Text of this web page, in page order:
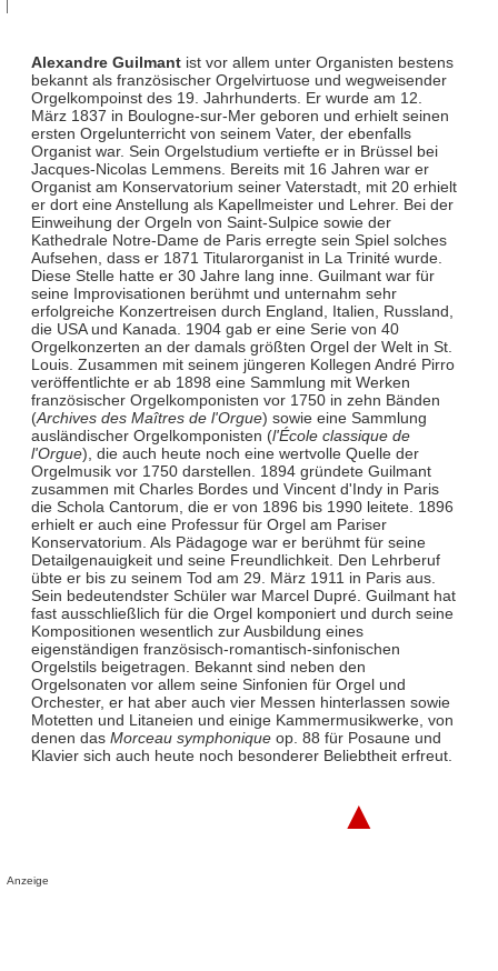
Alexandre Guilmantist vor allem unter Organisten bestens
bekannt als französischer Orgelvirtuose und wegweisender
Orgelkompoinst des 19. Jahrhunderts. Er wurde am 12.
März 1837 in Boulogne-sur-Mer geboren und erhielt seinen
ersten Orgelunterricht von seinem Vater, der ebenfalls
Organist war. Sein Orgelstudium vertiefte er in Brüssel bei
Jacques-Nicolas Lemmens. Bereits mit 16 Jahren war er
Organist am Konservatorium seiner Vaterstadt, mit 20 erhielt
er dort eine Anstellung als Kapellmeister und Lehrer. Bei der
Einweihung der Orgeln von Saint-Sulpice sowie der
Kathedrale Notre-Dame de Paris erregte sein Spiel solches
Aufsehen, dass er 1871 Titularorganist in La Trinité wurde.
Diese Stelle hatte er 30 Jahre lang inne. Guilmant war für
seine Improvisationen berühmt und unternahm sehr
erfolgreiche Konzertreisen durch England, Italien, Russland,
die USA und Kanada. 1904 gab er eine Serie von 40
Orgelkonzerten an der damals größten Orgel der Welt in St.
Louis. Zusammen mit seinem jüngeren Kollegen André Pirro
veröffentlichte er ab 1898 eine Sammlung mit Werken
französischer Orgelkomponisten vor 1750 in zehn Bänden
(Archives des Maîtres de l'Orgue) sowie eine Sammlung
ausländischer Orgelkomponisten (l'École classique de
l'Orgue), die auch heute noch eine wertvolle Quelle der
Orgelmusik vor 1750 darstellen. 1894 gründete Guilmant
zusammen mit Charles Bordes und Vincent d'Indy in Paris
die Schola Cantorum, die er von 1896 bis 1990 leitete. 1896
erhielt er auch eine Professur für Orgel am Pariser
Konservatorium. Als Pädagoge war er berühmt für seine
Detailgenauigkeit und seine Freundlichkeit. Den Lehrberuf
übte er bis zu seinem Tod am 29. März 1911 in Paris aus.
Sein bedeutendster Schüler war Marcel Dupré. Guilmant hat
fast ausschließlich für die Orgel komponiert und durch seine
Kompositionen wesentlich zur Ausbildung eines
eigenständigen französisch-romantisch-sinfonischen
Orgelstils beigetragen. Bekannt sind neben den
Orgelsonaten vor allem seine Sinfonien für Orgel und
Orchester, er hat aber auch vier Messen hinterlassen sowie
Motetten und Litaneien und einige Kammermusikwerke, von
denen das Morceau symphoniqueop. 88 für Posaune und
Klavier sich auch heute noch besonderer Beliebtheit erfreut.
▲
Anzeige